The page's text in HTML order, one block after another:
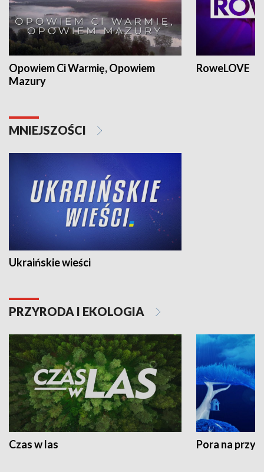
Opowiem Ci Warmię, Opowiem
Mazury
RoweLOVE
MNIEJSZOŚCI
Ukraińskie wieści
PRZYRODA I EKOLOGIA
Czas w las Pora na